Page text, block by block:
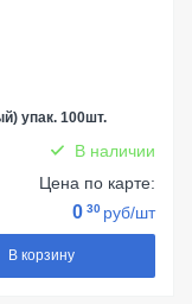
упак. 100шт.
В наличии
Цена по карте:
0 30 руб/шт
В корзину